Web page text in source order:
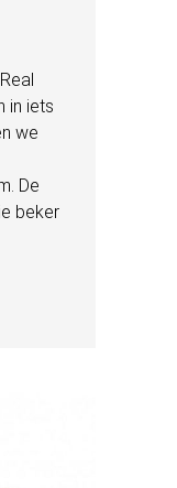
in iets
we
De
beker